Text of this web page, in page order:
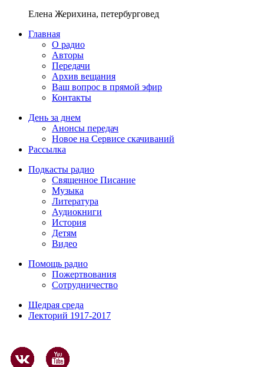
Елена Жерихина, петербурговед
Главная
О радио
Авторы
Передачи
Архив вещания
Ваш вопрос в прямой эфир
Контакты
День за днем
Анонсы передач
Новое на Сервисе скачиваний
Рассылка
Подкасты радио
Священное Писание
Музыка
Литература
Аудиокниги
История
Детям
Видео
Помощь радио
Пожертвования
Сотрудничество
Щедрая среда
Лекторий 1917-2017